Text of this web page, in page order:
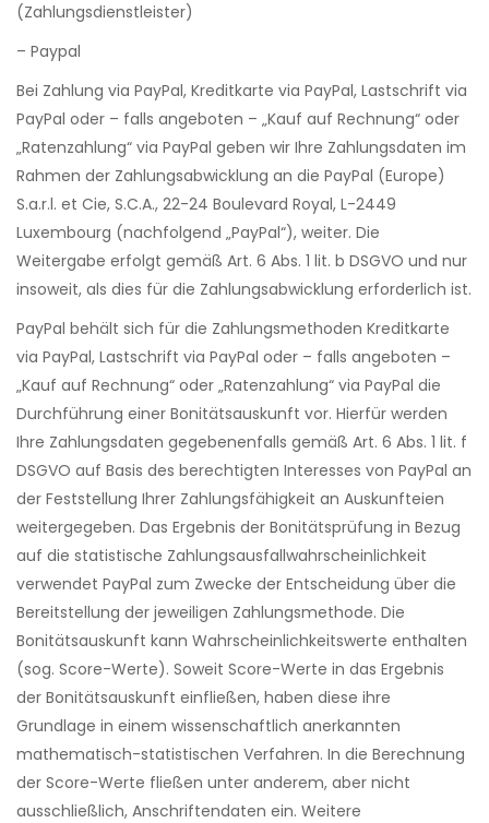
(Zahlungsdienstleister)
– Paypal
Bei Zahlung via PayPal, Kreditkarte via PayPal, Lastschrift via
PayPal oder – falls angeboten – „Kauf auf Rechnung“ oder
„Ratenzahlung“ via PayPal geben wir Ihre Zahlungsdaten im
Rahmen der Zahlungsabwicklung an die PayPal (Europe)
S.a.r.l. et Cie, S.C.A., 22-24 Boulevard Royal, L-2449
Luxembourg (nachfolgend „PayPal“), weiter. Die
Weitergabe erfolgt gemäß Art. 6 Abs. 1 lit. b DSGVO und nur
insoweit, als dies für die Zahlungsabwicklung erforderlich ist.
PayPal behält sich für die Zahlungsmethoden Kreditkarte
via PayPal, Lastschrift via PayPal oder – falls angeboten –
„Kauf auf Rechnung“ oder „Ratenzahlung“ via PayPal die
Durchführung einer Bonitätsauskunft vor. Hierfür werden
Ihre Zahlungsdaten gegebenenfalls gemäß Art. 6 Abs. 1 lit. f
DSGVO auf Basis des berechtigten Interesses von PayPal an
der Feststellung Ihrer Zahlungsfähigkeit an Auskunfteien
weitergegeben. Das Ergebnis der Bonitätsprüfung in Bezug
auf die statistische Zahlungsausfallwahrscheinlichkeit
verwendet PayPal zum Zwecke der Entscheidung über die
Bereitstellung der jeweiligen Zahlungsmethode. Die
Bonitätsauskunft kann Wahrscheinlichkeitswerte enthalten
(sog. Score-Werte). Soweit Score-Werte in das Ergebnis
der Bonitätsauskunft einfließen, haben diese ihre
Grundlage in einem wissenschaftlich anerkannten
mathematisch-statistischen Verfahren. In die Berechnung
der Score-Werte fließen unter anderem, aber nicht
ausschließlich, Anschriftendaten ein. Weitere